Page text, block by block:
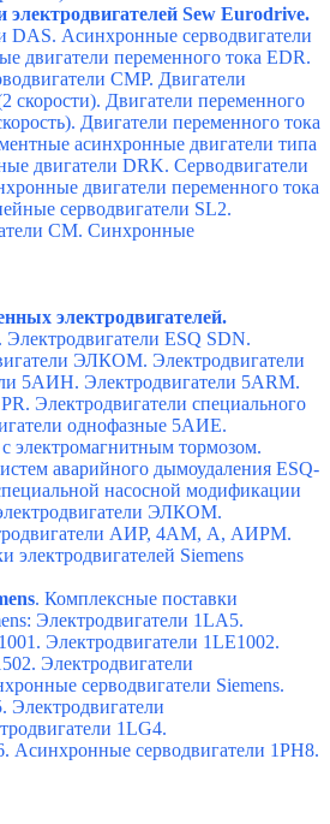
Sew Eurodrive.
DAS. Асинхронные серводвигатели
двигатели переменного тока EDR.
CMP. Двигатели
скорости). Двигатели переменного
Двигатели переменного тока
асинхронные двигатели типа
двигатели DRK. Серводвигатели
двигатели переменного тока
серводвигатели SL2.
CM. Синхронные
электродвигателей.
Электродвигатели ESQ SDN.
ЭЛКОМ. Электродвигатели
5АИН. Электродвигатели 5АRМ.
Электродвигатели специального
однофазные 5АИЕ.
электромагнитным тормозом.
аварийного дымоудаления ESQ-
насосной модификации
ЭЛКОМ.
АИР, 4АМ, А, АИРМ.
. Комплексные поставки
Электродвигатели 1LA5.
Электродвигатели 1LE1002.
Электродвигатели
серводвигатели Siemens.
Электродвигатели
1LG4.
Асинхронные серводвигатели 1PH8.